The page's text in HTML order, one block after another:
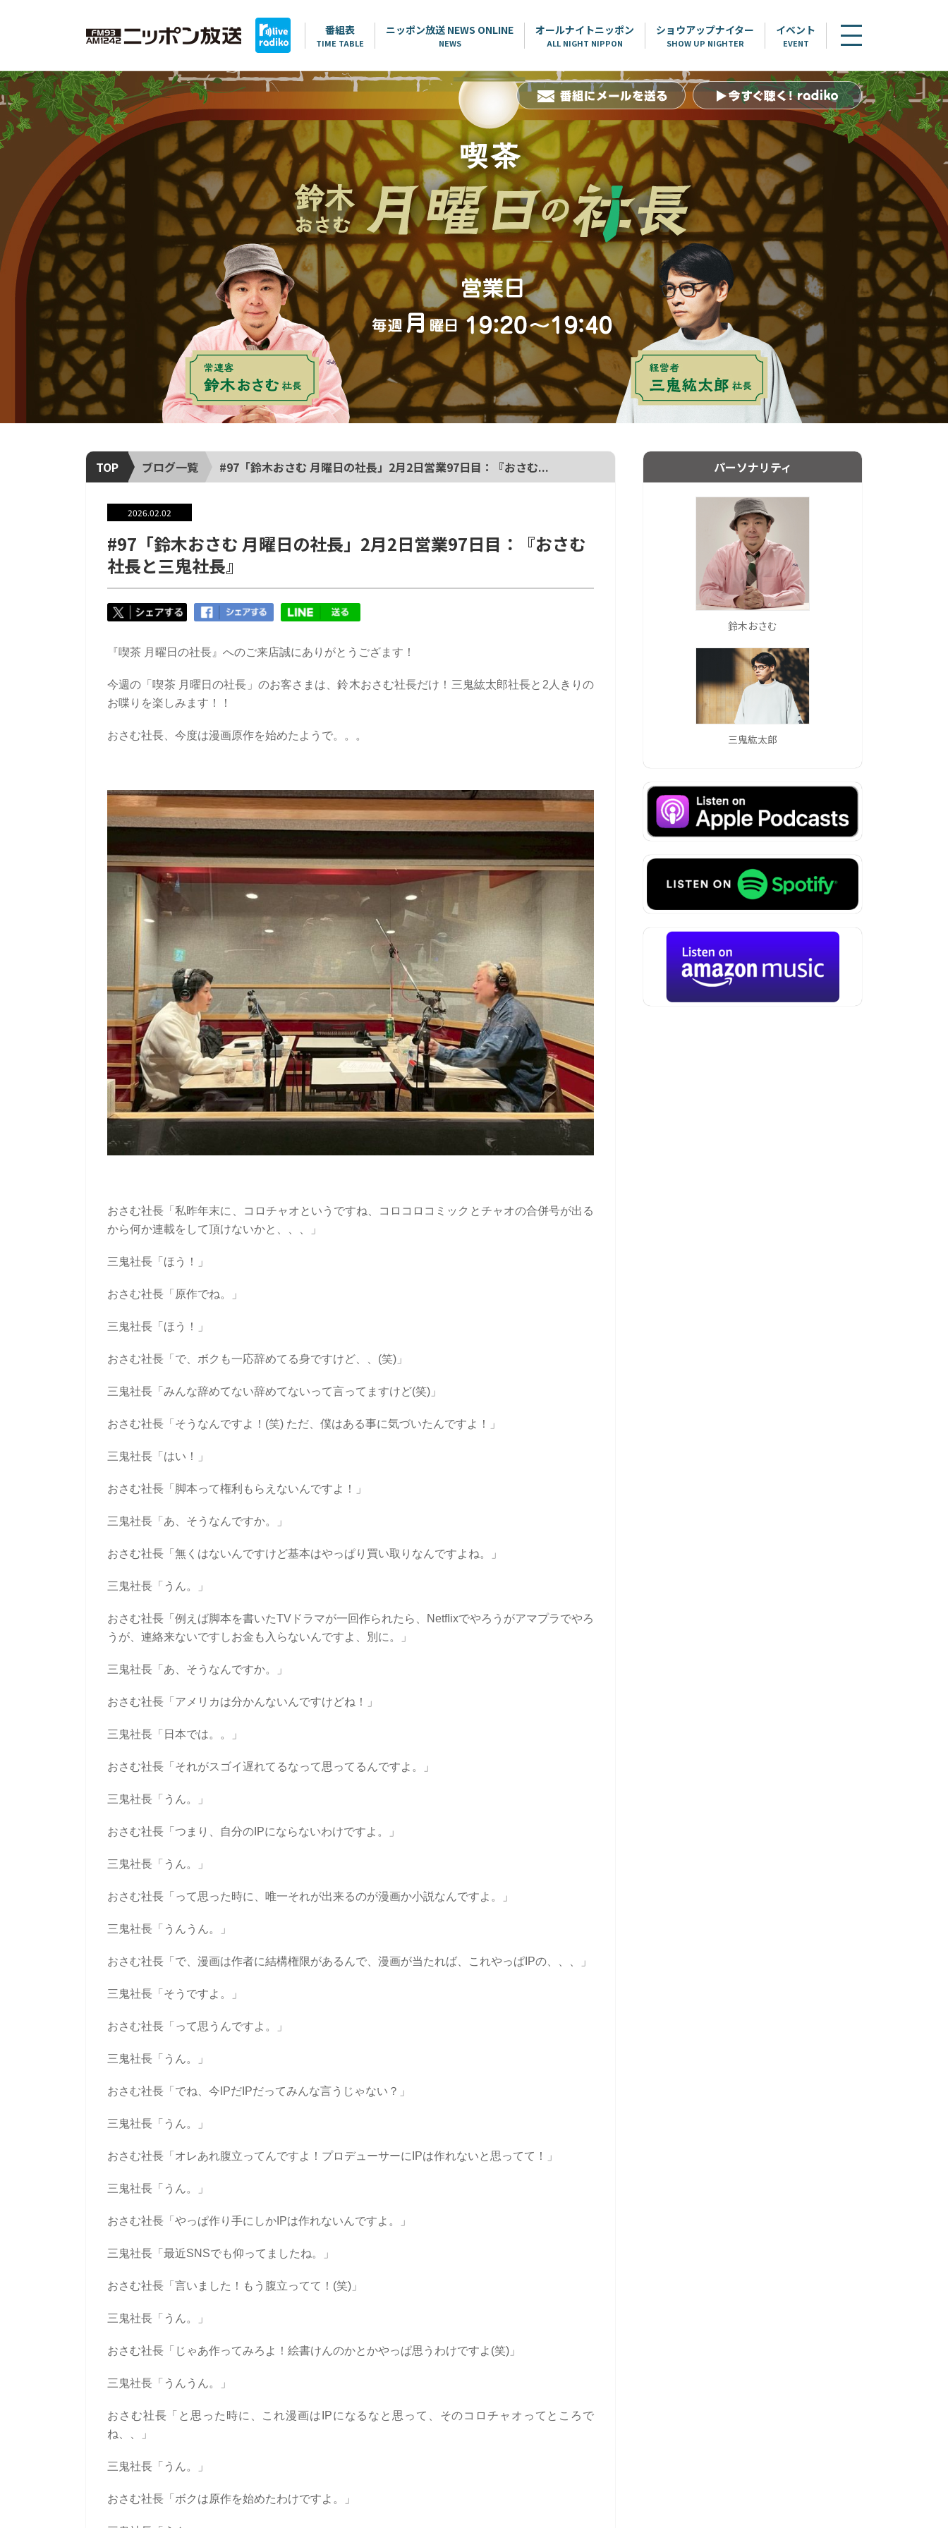
番組表
TIME TABLE
ニッポン放送 NEWS ONLINE
NEWS
オールナイトニッポン
ALL NIGHT NIPPON
ショウアップナイター
SHOW UP NIGHTER
イベント
EVENT
TOP ブログ一覧 #97「鈴木おさむ 月曜日の社長」2月2日営業97日目：『おさむ...
2026.02.02
#97「鈴木おさむ 月曜日の社長」2月2日営業97日目：『おさむ
社長と三鬼社長』
『喫茶 月曜日の社長』へのご来店誠にありがとうござます！
今週の「喫茶 月曜日の社長」のお客さまは、鈴木おさむ社長だけ！三鬼紘太郎社長と2人きりの
お喋りを楽しみます！！
おさむ社長、今度は漫画原作を始めたようで。。。
おさむ社長「私昨年末に、コロチャオというですね、コロコロコミックとチャオの合併号が出る
から何か連載をして頂けないかと、、、」
三鬼社長「ほう！」
おさむ社長「原作でね。」
三鬼社長「ほう！」
おさむ社長「で、ボクも一応辞めてる身ですけど、、(笑)」
三鬼社長「みんな辞めてない辞めてないって言ってますけど(笑)」
おさむ社長「そうなんですよ！(笑) ただ、僕はある事に気づいたんですよ！」
三鬼社長「はい！」
おさむ社長「脚本って権利もらえないんですよ！」
三鬼社長「あ、そうなんですか。」
おさむ社長「無くはないんですけど基本はやっぱり買い取りなんですよね。」
三鬼社長「うん。」
おさむ社長「例えば脚本を書いたTVドラマが一回作られたら、NetfIixでやろうがアマプラでやろ
うが、連絡来ないですしお金も入らないんですよ、別に。」
三鬼社長「あ、そうなんですか。」
おさむ社長「アメリカは分かんないんですけどね！」
三鬼社長「日本では。。 」
おさむ社長「それがスゴイ遅れてるなって思ってるんですよ。」
三鬼社長「うん。」
おさむ社長「つまり、自分のIPにならないわけですよ。」
三鬼社長「うん。」
おさむ社長「って思った時に、唯一それが出来るのが漫画か小説なんですよ。」
三鬼社長「うんうん。」
おさむ社長「で、漫画は作者に結構権限があるんで、漫画が当たれば、これやっぱIPの、、、」
三鬼社長「そうですよ。」
おさむ社長「って思うんですよ。」
三鬼社長「うん。」
おさむ社長「でね、今IPだIPだってみんな言うじゃない？」
三鬼社長「うん。」
おさむ社長「オレあれ腹立ってんですよ！プロデューサーにIPは作れないと思ってて！」
三鬼社長「うん。」
おさむ社長「やっぱ作り手にしかIPは作れないんですよ。」
三鬼社長「最近SNSでも仰ってましたね。」
おさむ社長「言いました！もう腹立ってて！(笑)」
三鬼社長「うん。」
おさむ社長「じゃあ作ってみろよ！絵書けんのかとかやっぱ思うわけですよ(笑)」
三鬼社長「うんうん。」
おさむ社長「と思った時に、これ漫画はIPになるなと思って、そのコロチャオってところで
ね、、」
三鬼社長「うん。」
おさむ社長「ボクは原作を始めたわけですよ。」
パーソナリティ
鈴木おさむ
三鬼紘太郎